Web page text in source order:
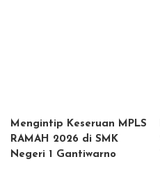
Mengintip Keseruan MPLS
RAMAH 2026 di SMK
Negeri 1 Gantiwarno